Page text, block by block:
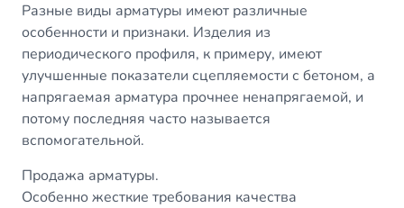
Разные виды арматуры имеют различные
особенности и признаки. Изделия из
периодического профиля, к примеру, имеют
улучшенные показатели сцепляемости с бетоном, а
напрягаемая арматура прочнее ненапрягаемой, и
потому последняя часто называется
вспомогательной.
Продажа арматуры.
Особенно жесткие требования качества